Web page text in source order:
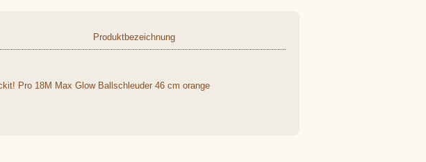
Produktbezeichnung
Pro 18M Max Glow Ballschleuder 46 cm orange